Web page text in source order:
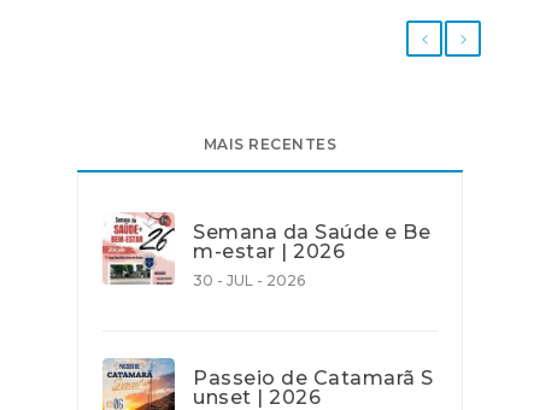
MAIS RECENTES
Semana da Saúde e Be
m-estar | 2026
30 - JUL - 2026
Passeio de Catamarã S
unset | 2026